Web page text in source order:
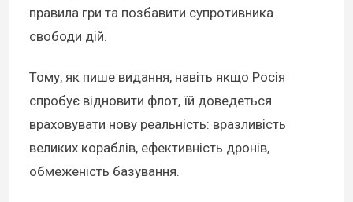
правила гри та позбавити супротивника
свободи дій.
Тому, як пише видання, навіть якщо Росія
спробує відновити флот, їй доведеться
враховувати нову реальність: вразливість
великих кораблів, ефективність дронів,
обмеженість базування.